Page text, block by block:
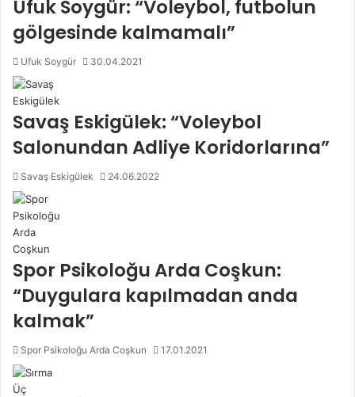
Ufuk Soygür: “Voleybol, futbolun
gölgesinde kalmamalı”
Ufuk Soygür 30.04.2021
Savaş Eskigülek: “Voleybol
Salonundan Adliye Koridorlarına”
Savaş Eskigülek 24.06.2022
Spor Psikoloğu Arda Coşkun:
“Duygulara kapılmadan anda
kalmak”
Spor Psikoloğu Arda Coşkun 17.01.2021